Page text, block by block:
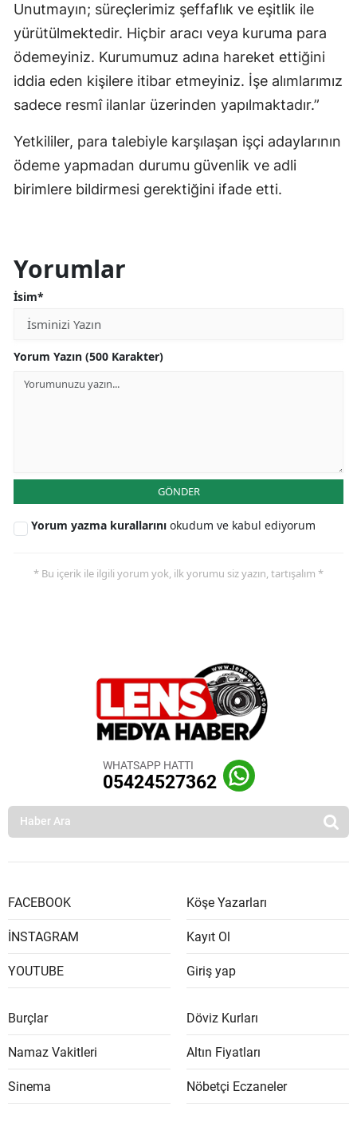
Unutmayın; süreçlerimiz şeffaflık ve eşitlik ile
yürütülmektedir. Hiçbir aracı veya kuruma para
ödemeyiniz. Kurumumuz adına hareket ettiğini
iddia eden kişilere itibar etmeyiniz. İşe alımlarımız
sadece resmî ilanlar üzerinden yapılmaktadır.”
Yetkililer, para talebiyle karşılaşan işçi adaylarının
ödeme yapmadan durumu güvenlik ve adli
birimlere bildirmesi gerektiğini ifade etti.
Yorumlar
İsim*
Yorum Yazın (500 Karakter)
GÖNDER
Yorum yazma kurallarını okudum ve kabul ediyorum
* Bu içerik ile ilgili yorum yok, ilk yorumu siz yazın, tartışalım *
WHATSAPP HATTI
05424527362
FACEBOOK
İNSTAGRAM
YOUTUBE
Köşe Yazarları
Kayıt Ol
Giriş yap
Burçlar
Namaz Vakitleri
Sinema
Döviz Kurları
Altın Fiyatları
Nöbetçi Eczaneler